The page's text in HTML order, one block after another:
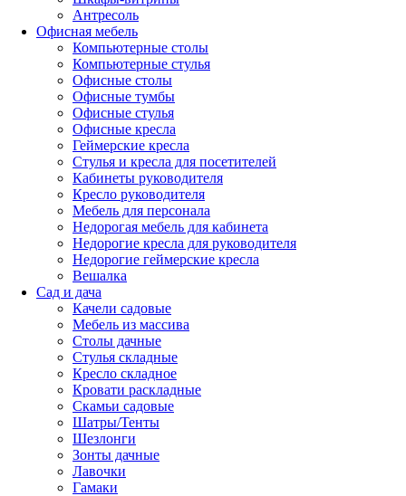
Антресоль
Офисная мебель
Компьютерные столы
Компьютерные стулья
Офисные столы
Офисные тумбы
Офисные стулья
Офисные кресла
Геймерские кресла
Стулья и кресла для посетителей
Кабинеты руководителя
Кресло руководителя
Мебель для персонала
Недорогая мебель для кабинета
Недорогие кресла для руководителя
Недорогие геймерские кресла
Вешалка
Сад и дача
Качели садовые
Мебель из массива
Столы дачные
Стулья складные
Кресло складное
Кровати раскладные
Скамьи садовые
Шатры/Тенты
Шезлонги
Зонты дачные
Лавочки
Гамаки